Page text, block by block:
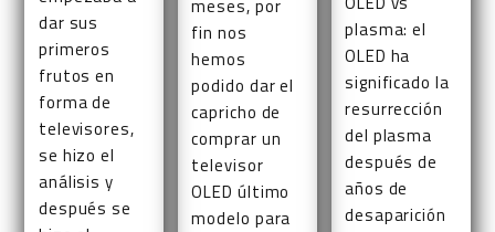
dar sus
primeros
frutos en
forma de
televisores,
se hizo el
análisis y
después se
meses, por
fin nos
hemos
podido dar el
capricho de
comprar un
televisor
OLED último
modelo para
plasma: el
OLED ha
significado la
resurrección
del plasma
después de
años de
desaparición